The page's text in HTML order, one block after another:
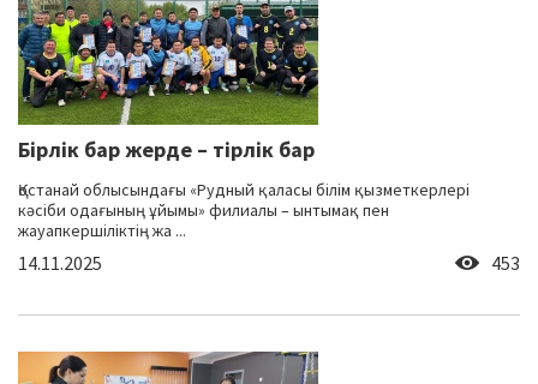
Бірлік бар жерде – тірлік бар
Қостанай облысындағы «Рудный қаласы білім қызметкерлері
кәсіби одағының ұйымы» филиалы – ынтымақ пен
жауапкершіліктің жа ...
14.11.2025 453